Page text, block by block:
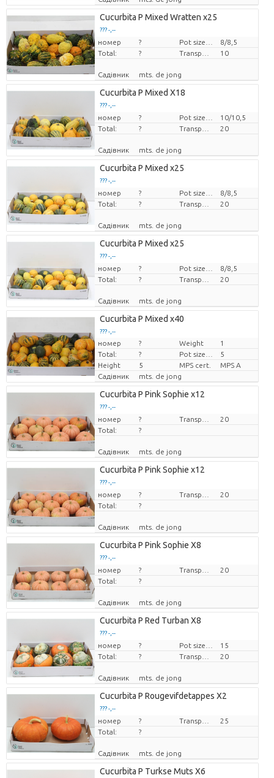
Cucurbita P Mixed Wratten x25
??? -,--
Ціна за штуку
номер ?
8/8,5
Total:
? 10
Садівник mts. de jong
Cucurbita P Mixed X18
??? -,--
Ціна за штуку
номер ?
10/10,5
Total:
? 20
Садівник mts. de jong
Cucurbita P Mixed x25
??? -,--
Ціна за штуку
номер ?
8/8,5
Total:
? 20
Садівник mts. de jong
Cucurbita P Mixed x25
??? -,--
Ціна за штуку
номер ?
8/8,5
Total:
? 20
Садівник mts. de jong
Cucurbita P Mixed x40
??? -,--
Ціна за штуку
номер ? Weight
1
Total:
?
5
Height
5 MPS cert.
MPS A
Садівник
mts. de jong
Cucurbita P Pink Sophie x12
??? -,--
Ціна за штуку
номер ?
20
Total:
?
Садівник mts. de jong
Cucurbita P Pink Sophie x12
??? -,--
Ціна за штуку
номер ?
20
Total:
?
Садівник mts. de jong
Cucurbita P Pink Sophie X8
??? -,--
Ціна за штуку
номер ?
20
Total:
?
Садівник mts. de jong
Cucurbita P Red Turban X8
??? -,--
Ціна за штуку
номер ?
15
Total:
? 20
Садівник mts. de jong
Cucurbita P Rougevifdetappes X2
??? -,--
Ціна за штуку
номер ?
25
Total:
?
Садівник mts. de jong
Cucurbita P Turkse Muts X6